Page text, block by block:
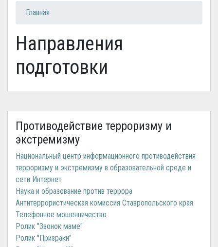
Вы здесь
Главная
Направления
подготовки
Противодействие терроризму и
экстремизму
Национальный центр информационного противодействия
терроризму и экстремизму в образовательной среде и
сети Интернет
Наука и образование против террора
Антитеррористическая комиссия Ставропольского края
Телефонное мошенничество
Ролик "Звонок маме"
Ролик "Призраки"